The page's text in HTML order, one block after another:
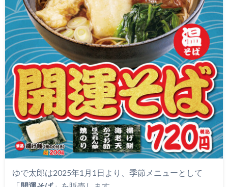
ゆで太郎は2025年1月1日より、季節メニューとして